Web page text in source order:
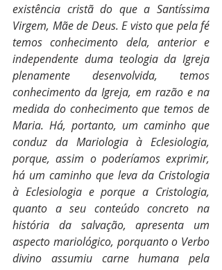
existência cristã do que a Santíssima
Virgem, Mãe de Deus. E visto que pela fé
temos conhecimento dela, anterior e
independente duma teologia da Igreja
plenamente desenvolvida, temos
conhecimento da Igreja, em razão e na
medida do conhecimento que temos de
Maria. Há, portanto, um caminho que
conduz da Mariologia à Eclesiologia,
porque, assim o poderíamos exprimir,
há um caminho que leva da Cristologia
à Eclesiologia e porque a Cristologia,
quanto a seu conteúdo concreto na
história da salvação, apresenta um
aspecto mariológico, porquanto o Verbo
divino assumiu carne humana pela